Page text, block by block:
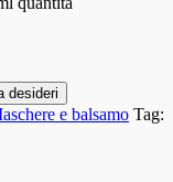
desideri
e balsamo Tag: